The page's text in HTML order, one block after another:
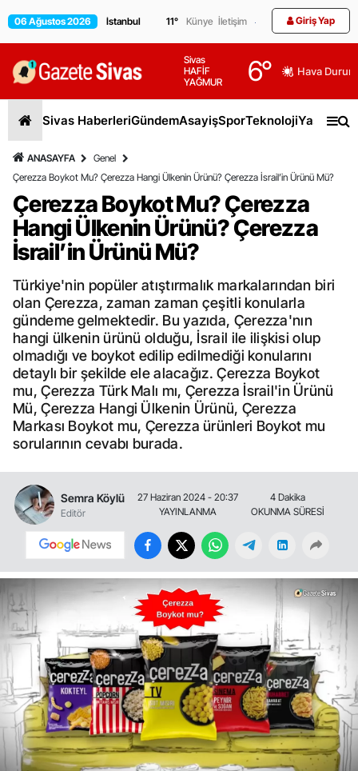
06 Ağustos 2026 11° Künye İletişim Giriş Yap
Sivas
HAFİF
YAĞMUR
6° Hava
Sivas HaberleriGündemAsayişSporTeknolojiYaşam
ANASAYFA
Genel
Çerezza Boykot Mu? Çerezza Hangi Ülkenin Ürünü? Çerezza İsrail’in Ürünü Mü?
Çerezza Boykot Mu? Çerezza
Hangi Ülkenin Ürünü? Çerezza
İsrail’in Ürünü Mü?
Türkiye'nin popüler atıştırmalık markalarından biri
olan Çerezza, zaman zaman çeşitli konularla
gündeme gelmektedir. Bu yazıda, Çerezza'nın
hangi ülkenin ürünü olduğu, İsrail ile ilişkisi olup
olmadığı ve boykot edilip edilmediği konularını
detaylı bir şekilde ele alacağız. Çerezza Boykot
mu, Çerezza Türk Malı mı, Çerezza İsrail'in Ürünü
Mü, Çerezza Hangi Ülkenin Ürünü, Çerezza
Markası Boykot mu, Çerezza ürünleri Boykot mu
sorularının cevabı burada.
Semra Köylü
Editör
27 Haziran 2024 - 20:37
YAYINLANMA
4 Dakika
OKUNMA SÜRESİ